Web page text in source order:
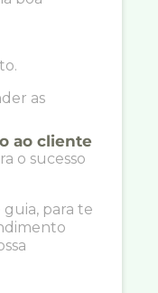
as
ao cliente
o sucesso
para te